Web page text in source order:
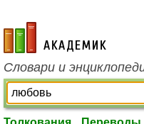
academic.ru
Словари и